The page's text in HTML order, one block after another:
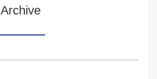
Archive